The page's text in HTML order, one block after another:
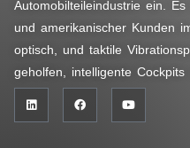
Automobilteileindustrie ein.
und amerikanischer Kunden
optisch, und taktile
geholfen, intelligente Cockpits